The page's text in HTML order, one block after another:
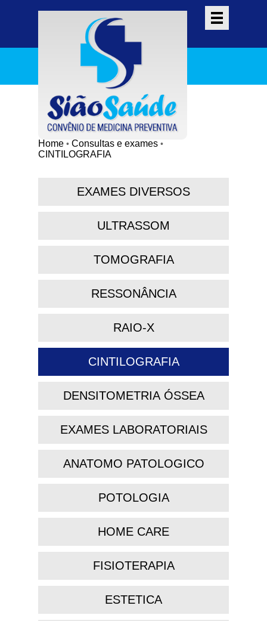
Home • Consultas e exames •
CINTILOGRAFIA
EXAMES DIVERSOS
ULTRASSOM
TOMOGRAFIA
RESSONÂNCIA
RAIO-X
CINTILOGRAFIA
DENSITOMETRIA ÓSSEA
EXAMES LABORATORIAIS
ANATOMO PATOLOGICO
POTOLOGIA
HOME CARE
FISIOTERAPIA
ESTETICA